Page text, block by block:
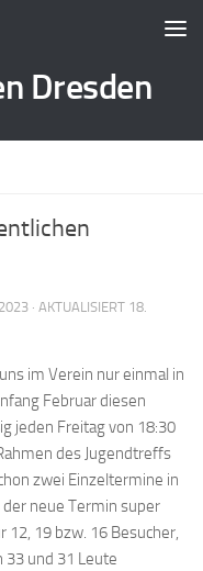
Dresden
· AKTUALISIERT 18.
im Verein nur einmal in
Februar diesen
jeden Freitag von 18:30
des Jugendtreffs
zwei Einzeltermine in
der neue Termin super
19 bzw. 16 Besucher,
33 und 31 Leute